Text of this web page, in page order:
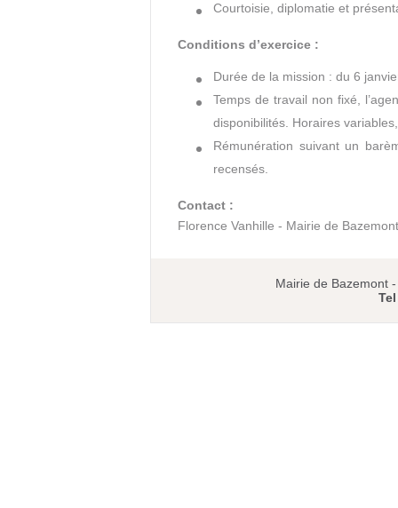
Courtoisie, diplomatie et
Conditions d’exercice :
Durée de la mission : du 6
Temps de travail non fixé,
disponibilités. Horaires
Rémunération suivant un
recensés.
Contact :
Florence Vanhille - Mairie de
Mairie de Bazemont